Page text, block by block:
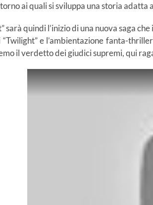
ai quali si sviluppa una storia adatta
sarà quindi l’inizio di una nuova saga
“Twilight” e l’ambientazione fanta-
il verdetto dei giudici supremi, qui